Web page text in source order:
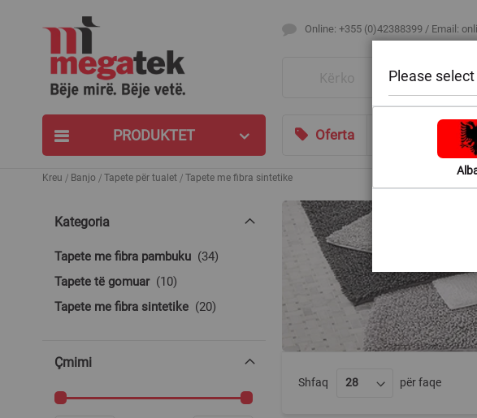
Online: +355 (0)42388399 / Email:
PRODUKTET Oferta Bli sipas
Kreu Banjo Tapete për tualet Tapete me fibra sintetike
Shfaq për faqe
Kategoria
Tapete me fibra pambuku 34produkte
Tapete të gomuar
10produkte
Tapete me fibra sintetike
20produkte
Çmimi
Please